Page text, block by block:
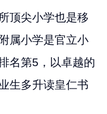
顶尖小学也是移
属小学是官立小
名第5，以卓越的
生多升读皇仁书